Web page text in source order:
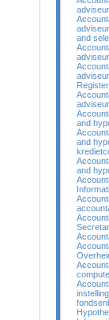
and
and
and
and